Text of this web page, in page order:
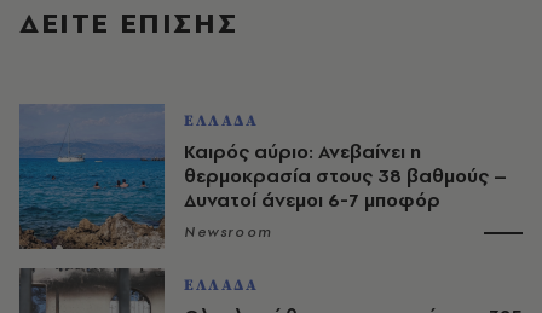
ΔΕΙΤΕ ΕΠΙΣΗΣ
ΕΛΛΑΔΑ
Καιρός αύριο: Ανεβαίνει η
θερμοκρασία στους 38 βαθμούς –
Δυνατοί άνεμοι 6-7 μποφόρ
Newsroom
ΕΛΛΑΔΑ